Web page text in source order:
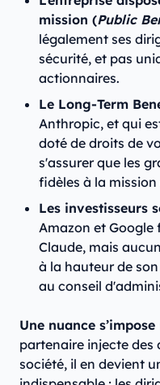
mission (Public
légalement ses
sécurité, et pas
actionnaires.
Le Long-Term
Anthropic, et qui
doté de droits de
s'assurer que les
fidèles à la
Les investisseurs
Amazon et
Claude, mais
à la hauteur de
au conseil
Une nuance
partenaire injecte des
société, il en devient